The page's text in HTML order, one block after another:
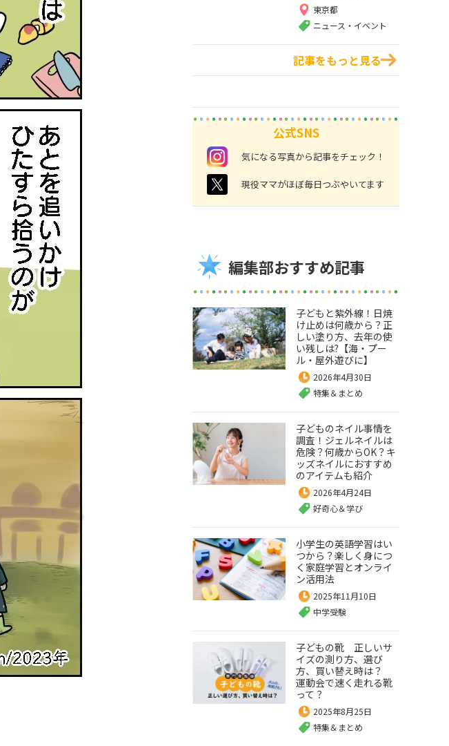
東京都
ニュース・イベント
記事をもっと見る
公式SNS
instagram 気になる写真から記事をチェック！
twitter 現役ママがほぼ毎日つぶやいてます
編集部おすすめ記事
子どもと紫外線！日焼
け止めは何歳から？正
しい塗り方、去年の使
い残しは?【海・プー
ル・屋外遊びに】
2026年4月30日
特集＆まとめ
子どものネイル事情を
調査！ジェルネイルは
危険？何歳からOK？キ
ッズネイルにおすすめ
のアイテムも紹介
2026年4月24日
好奇心＆学び
小学生の英語学習はい
つから？楽しく身につ
く家庭学習とオンライ
ン活用法
2025年11月10日
中学受験
子どもの靴 正しいサ
イズの測り方、選び
方、買い替え時は？
運動会で速く走れる靴
って？
2025年8月25日
特集＆まとめ